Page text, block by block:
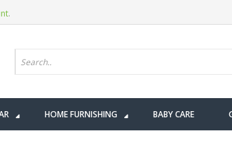
.
HOME FURNISHING BABY CARE